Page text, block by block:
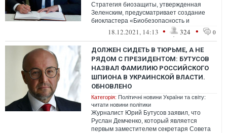
Стратегия биозащиты, утвержденная
Зеленским, предусматривает создание
биокластера «Биобезопасность и
развитие биотехнологий».
18.12.2021, 14:13 • 324 • 0
ДОЛЖЕН СИДЕТЬ В ТЮРЬМЕ, А НЕ
РЯДОМ С ПРЕЗИДЕНТОМ: БУТУСОВ
НАЗВАЛ ФАМИЛИЮ РОССИЙСКОГО
ШПИОНА В УКРАИНСКОЙ ВЛАСТИ.
ОБНОВЛЕНО
Категорія: Політичні новини України та світу:
читати новини політики
Журналист Юрий Бутусов заявил, что
Руслан Демченко, который является
первым заместителем секретаря Совета